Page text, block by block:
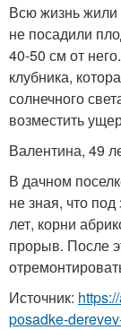
Всю жизнь жили
не посадили
40-50 см от
клубника,
солнечного
возместить
Валентина, 49
В дачном
не зная, что
лет, корни
прорыв. После
Источник:
posadke-